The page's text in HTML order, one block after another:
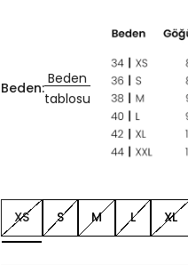
Beden:
Beden
tablosu
XS S M L XL